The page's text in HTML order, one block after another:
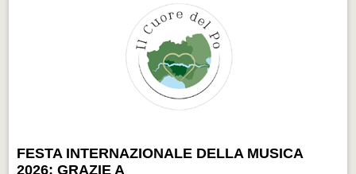
FESTA INTERNAZIONALE DELLA MUSICA
2026: GRAZIE A